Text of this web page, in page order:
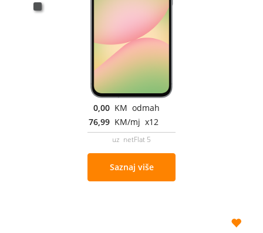
0,00 KM odmah
76,99 KM/mj x12
uz netFlat 5
Saznaj više